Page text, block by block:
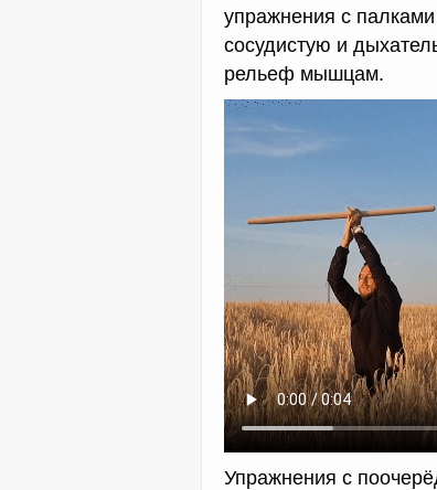
упражнения с
сосудистую и
рельеф мышцам.
Упражнения с